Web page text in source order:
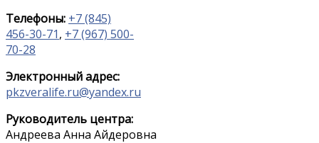
Телефоны: +7 (845)
456-30-71, +7 (967) 500-
70-28
Электронный адрес:
pkzveralife.ru@yandex.ru
Руководитель центра:
Андреева Анна Айдеровна